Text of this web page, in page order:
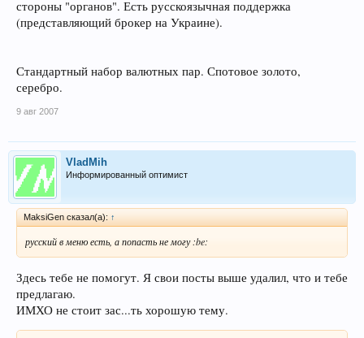
стороны "органов". Есть русскоязычная поддержка
(представляющий брокер на Украине).
Стандартный набор валютных пар. Спотовое золото,
серебро.
9 авг 2007
VladMih
Информированный оптимист
MaksiGen сказал(а): ↑
русский в меню есть, а попасть не могу :be:
Здесь тебе не помогут. Я свои посты выше удалил, что и тебе
предлагаю.
ИМХО не стоит зас...ть хорошую тему.